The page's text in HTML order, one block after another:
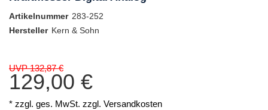
Artikelnummer 283-252
Hersteller Kern & Sohn
UVP 132,87 €
129,00 €
* zzgl. ges. MwSt. zzgl. Versandkosten